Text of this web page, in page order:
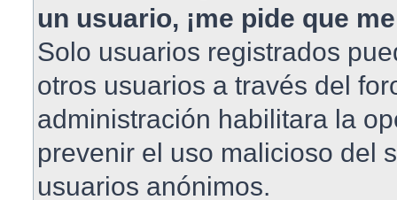
un usuario, ¡me pide que
Solo usuarios registrados
otros usuarios a través del
administración habilitara la
prevenir el uso malicioso del
usuarios anónimos.